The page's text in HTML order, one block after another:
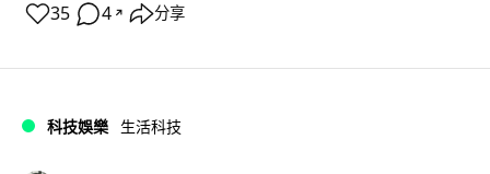
35 4 ↗ 分享
科技娛樂 生活科技